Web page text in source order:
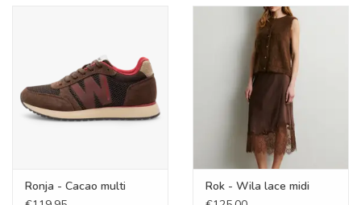
Ronja - Cacao multi
Rok - Wila lace midi